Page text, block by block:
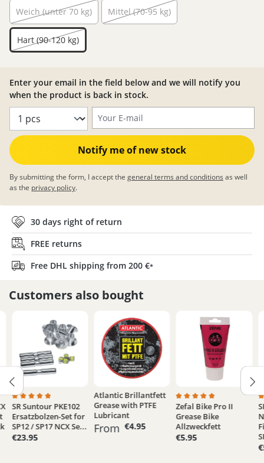
Weich (unter 70 kg) Mittel (70-95 kg)
Hart (90-120 kg)
Enter your email in the field below and we will notify you
when the product is back in stock.
Notify me of new stock
By submitting the form, I accept the general terms and conditions as well
as the privacy policy.
30 days right of return
FREE returns
Free DHL shipping from 200 €*
Customers also bought
out of 5 stars
Average rating of 5 out of 5 stars
SR Suntour PKE102
Ersatzbolzen-Set for
SP12 / SP17 NCX Se...
€23.95
Atlantic Brillantfett
Grease with PTFE
Lubricant
From €4.95
Average rating of 5
Zefal Bike Pro II
Grease Bike
Allzweckfett
€5.95